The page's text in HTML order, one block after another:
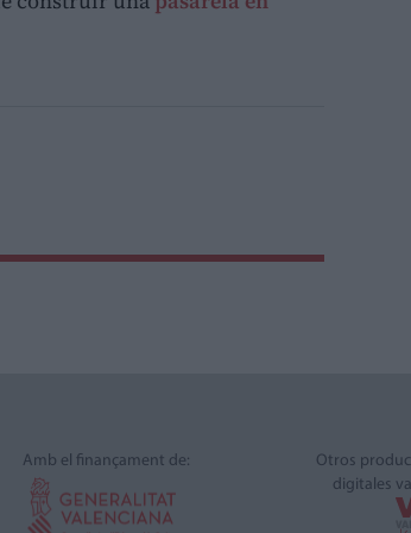
Amb el finançament de:
Otros
digitales